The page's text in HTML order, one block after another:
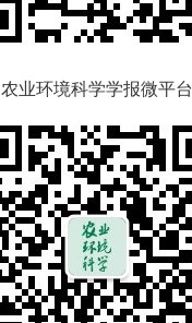
农业环境科学学报微平台